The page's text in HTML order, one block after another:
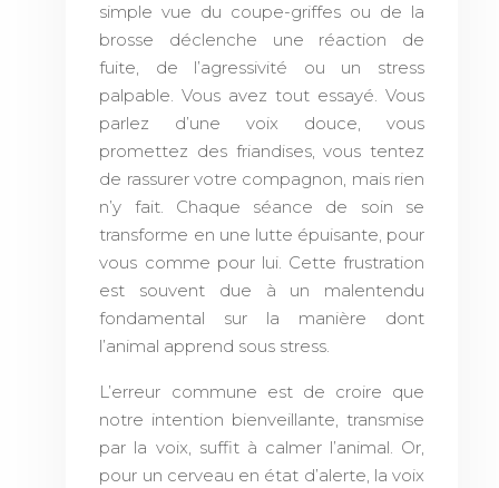
simple vue du coupe-griffes ou de la
brosse déclenche une réaction de
fuite, de l’agressivité ou un stress
palpable. Vous avez tout essayé. Vous
parlez d’une voix douce, vous
promettez des friandises, vous tentez
de rassurer votre compagnon, mais rien
n’y fait. Chaque séance de soin se
transforme en une lutte épuisante, pour
vous comme pour lui. Cette frustration
est souvent due à un malentendu
fondamental sur la manière dont
l’animal apprend sous stress.
L’erreur commune est de croire que
notre intention bienveillante, transmise
par la voix, suffit à calmer l’animal. Or,
pour un cerveau en état d’alerte, la voix